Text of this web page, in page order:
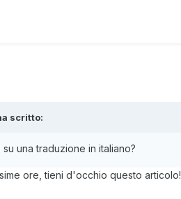
scritto:
una traduzione in italiano?
ore, tieni d'occhio questo articolo!